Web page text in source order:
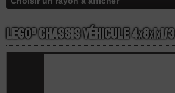
LEGO® Chassis Véhicule 4x8x1x1/3